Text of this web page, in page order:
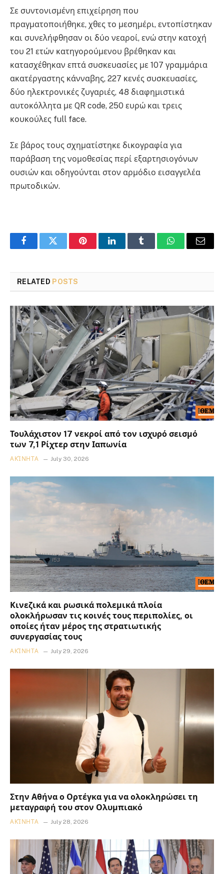
Σε συντονισμένη επιχείρηση που
πραγματοποιήθηκε, χθες το μεσημέρι, εντοπίστηκαν
και συνελήφθησαν οι δύο νεαροί, ενώ στην κατοχή
του 21 ετών κατηγορούμενου βρέθηκαν και
κατασχέθηκαν επτά συσκευασίες με 107 γραμμάρια
ακατέργαστης κάνναβης, 227 κενές συσκευασίες,
δύο ηλεκτρονικές ζυγαριές, 48 διαφημιστικά
αυτοκόλλητα με QR code, 250 ευρώ και τρεις
κουκούλες full face.
Σε βάρος τους σχηματίστηκε δικογραφία για
παράβαση της νομοθεσίας περί εξαρτησιογόνων
ουσιών και οδηγούνται στον αρμόδιο εισαγγελέα
πρωτοδικών.
FacebookTwitter PinterestLinkedInTumblr WhatsAppEmail
RELATED POSTS
Τουλάχιστον 17 νεκροί από τον ισχυρό σεισμό
των 7,1 Ρίχτερ στην Ιαπωνία
ΑΚΊΝΗΤΑ July 30, 2026
Κινεζικά και ρωσικά πολεμικά πλοία
ολοκλήρωσαν τις κοινές τους περιπολίες, οι
οποίες ήταν μέρος της στρατιωτικής
συνεργασίας τους
ΑΚΊΝΗΤΑ July 29, 2026
Στην Αθήνα ο Ορτέγκα για να ολοκληρώσει τη
μεταγραφή του στον Ολυμπιακό
ΑΚΊΝΗΤΑ July 28, 2026